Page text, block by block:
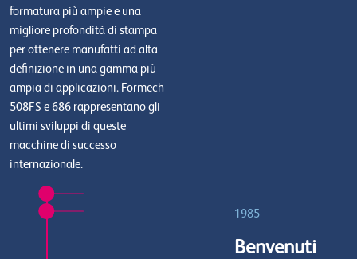
formatura più ampie e una
migliore profondità di stampa
per ottenere manufatti ad alta
definizione in una gamma più
ampia di applicazioni. Formech
508FS e 686 rappresentano gli
ultimi sviluppi di queste
macchine di successo
internazionale.
1985
Benvenuti